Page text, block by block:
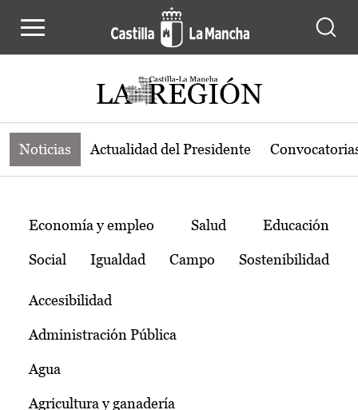
Noticias de la región de Castilla-La
Noticias Actualidad del Presidente
Temas
Economía y empleo Salud Educación
Social Igualdad Campo Sostenibilidad
Accesibilidad
Administración Pública
Agua
Agricultura y ganadería